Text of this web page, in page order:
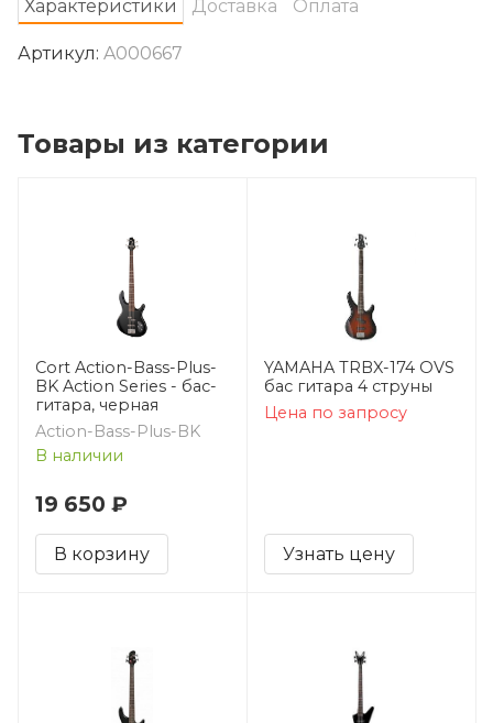
Характеристики Доставка Оплата
Артикул: A000667
Товары из категории
Cort Action-Bass-Plus-
BK Action Series - бас-
гитара, черная
Action-Bass-Plus-BK
В наличии
19 650 ₽
В корзину
YAMAHA TRBX-174 OVS
бас гитара 4 струны
Цена по запросу
Узнать цену